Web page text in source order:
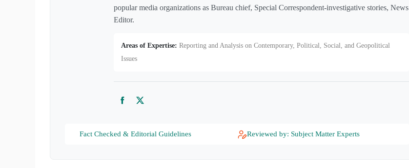
popular media organizations as Bureau chief, Special Correspondent-investigative stories, News
Editor.
Areas of Expertise: Reporting and Analysis on Contemporary, Political, Social, and Geopolitical
Issues
FacebookTwitter
Fact Checked & Editorial Guidelines Reviewed by: Subject Matter Experts